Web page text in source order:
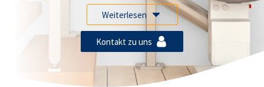
Weiterlesen
Kontakt zu uns